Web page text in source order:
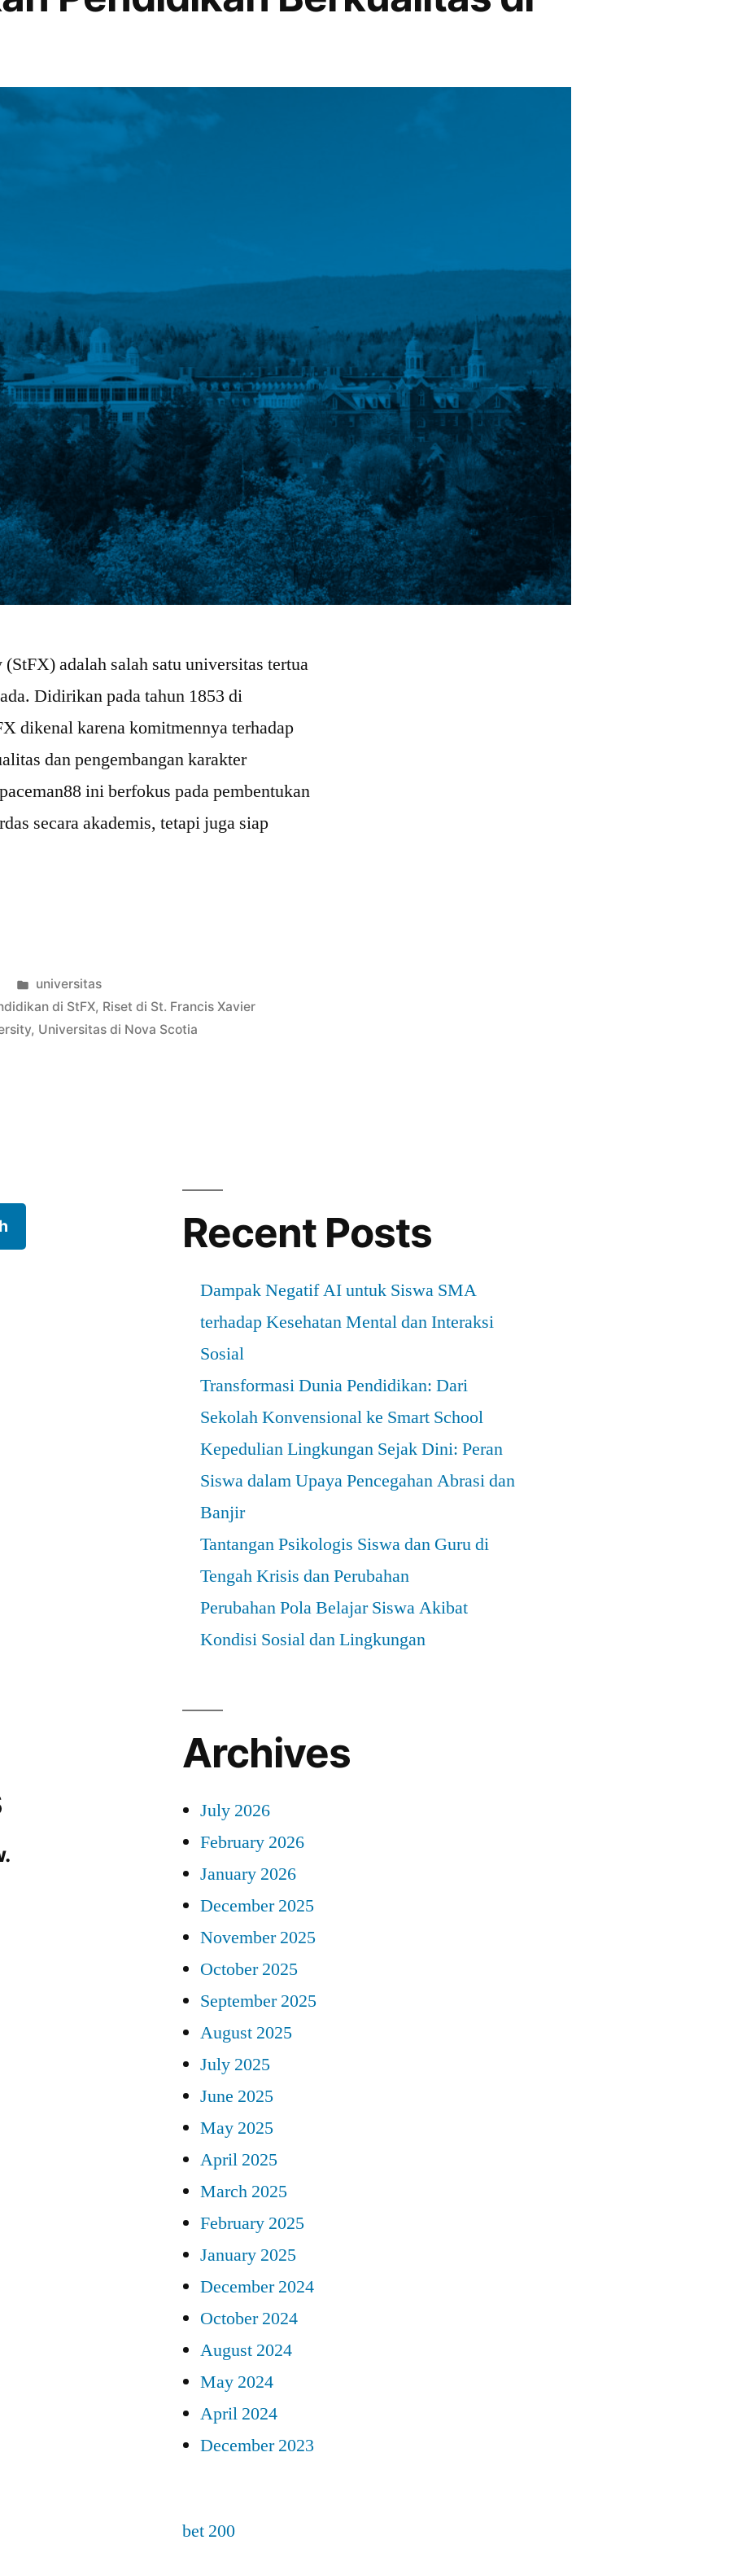
adalah salah satu universitas tertua
Didirikan pada tahun 1853 di
dikenal karena komitmennya terhadap
dan pengembangan karakter
ini berfokus pada pembentukan
secara akademis, tetapi juga siap
Posted
in
universitas
di StFX, Riset di St. Francis Xavier
, Universitas di Nova Scotia
Recent Posts
Dampak Negatif AI untuk Siswa SMA
terhadap Kesehatan Mental dan Interaksi
Sosial
Transformasi Dunia Pendidikan: Dari
Sekolah Konvensional ke Smart School
Kepedulian Lingkungan Sejak Dini: Peran
Siswa dalam Upaya Pencegahan Abrasi dan
Banjir
Tantangan Psikologis Siswa dan Guru di
Tengah Krisis dan Perubahan
Perubahan Pola Belajar Siswa Akibat
Kondisi Sosial dan Lingkungan
Archives
July 2026
February 2026
January 2026
December 2025
November 2025
October 2025
September 2025
August 2025
July 2025
June 2025
May 2025
April 2025
March 2025
February 2025
January 2025
December 2024
October 2024
August 2024
May 2024
April 2024
December 2023
bet 200